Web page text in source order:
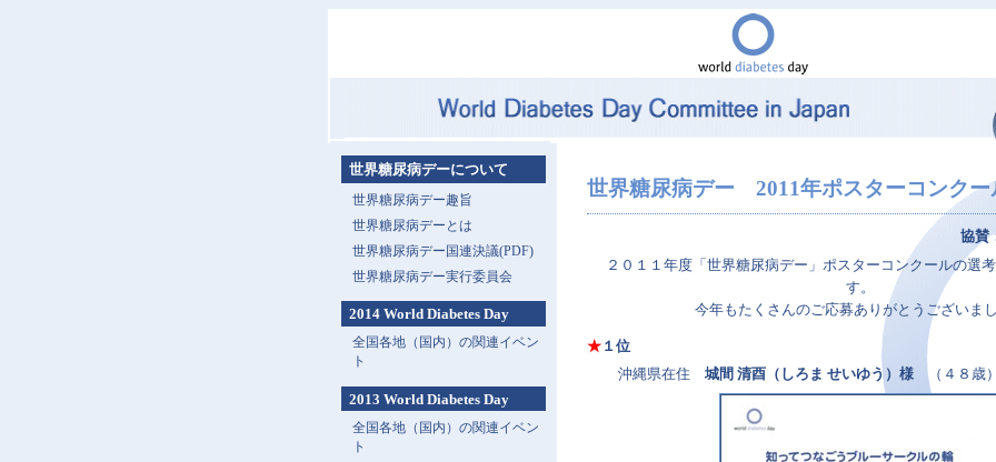
世界糖尿病デー 2011年ポスターコンク
協賛
２０１１年度「世界糖尿病デー」ポスターコンクールの選
す。
今年もたくさんのご応募ありがとうございま
★ １位
沖縄県在住 城間 清酉（しろま せいゆう）様（４８歳
世界糖尿病デーについて
世界糖尿病デー趣旨
世界糖尿病デーとは
世界糖尿病デー国連決議(PDF)
世界糖尿病デー実行委員会
2014 World Diabetes Day
全国各地（国内）の関連イベン
ト
2013 World Diabetes Day
全国各地（国内）の関連イベン
ト